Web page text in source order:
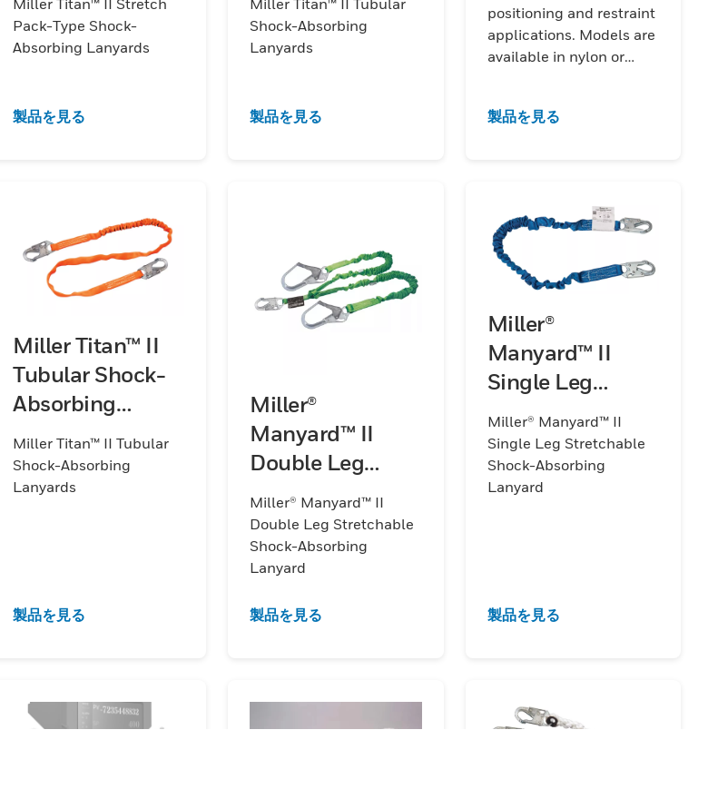
Lanyards
Miller Titan™ II Stretch
Pack-Type Shock-
Absorbing Lanyards
製品を見る
Miller Titan™ II Tubular
Shock-Absorbing
Lanyards
製品を見る
positioning and restraint
applications. Models are
available in nylon or
製品を見る
Miller Titan™ II
Tubular Shock-
Absorbing
Lanyards, Retail
Miller Titan™ II Tubular
Shock-Absorbing
Lanyards
製品を見る
Miller®
Manyard™ II
Double Leg
Stretchable
Shock-
Absorbing
Lanyard
Miller® Manyard™ II
Double Leg Stretchable
Shock-Absorbing
Lanyard
製品を見る
Miller®
Manyard™ II
Single Leg
Stretchable
Shock-
Absorbing
Lanyard
Miller® Manyard™ II
Single Leg Stretchable
Shock-Absorbing
Lanyard
製品を見る